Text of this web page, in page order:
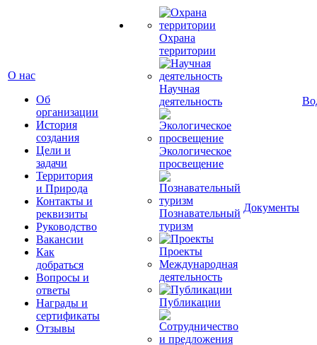
О нас
Об
организации
История
создания
Цели и
задачи
Территория
и Природа
Контакты и
реквизиты
Руководство
Вакансии
Как
добраться
Вопросы и
ответы
Награды и
сертификаты
Отзывы
Охрана
территории
Научная
деятельность
Экологическое
просвещение
Познавательный
туризм
Проекты
Международная
деятельность
Публикации
Документы